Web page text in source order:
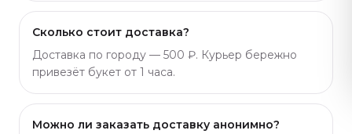
Сколько стоит доставка?
Доставка по городу — 500 ₽. Курьер бережно
привезёт букет от 1 часа.
Можно ли заказать доставку анонимно?